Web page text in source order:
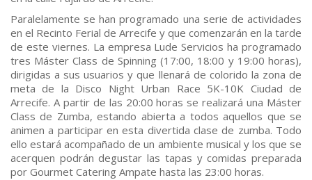
Paralelamente se han programado una serie de actividades
en el Recinto Ferial de Arrecife y que comenzarán en la tarde
de este viernes. La empresa Lude Servicios ha programado
tres Máster Class de Spinning (17:00, 18:00 y 19:00 horas),
dirigidas a sus usuarios y que llenará de colorido la zona de
meta de la Disco Night Urban Race 5K-10K Ciudad de
Arrecife. A partir de las 20:00 horas se realizará una Máster
Class de Zumba, estando abierta a todos aquellos que se
animen a participar en esta divertida clase de zumba. Todo
ello estará acompañado de un ambiente musical y los que se
acerquen podrán degustar las tapas y comidas preparada
por Gourmet Catering Ampate hasta las 23:00 horas.